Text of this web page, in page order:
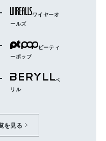
ワイヤーオ
ールズ
ピーティ
ーポップ
ベ
リル
を見る